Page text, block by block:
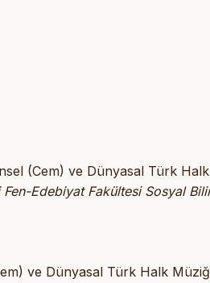
(Cem) ve Dünyasal Türk
Edebiyat Fakültesi Sosyal
ve Dünyasal Türk Halk